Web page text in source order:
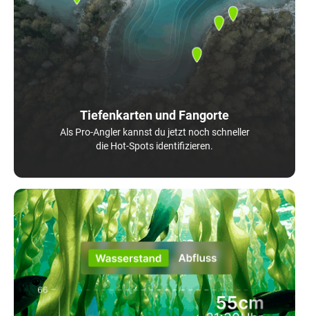
Tiefenkarten und Fangorte
Als Pro-Angler kannst du jetzt noch schneller
die Hot-Spots identifizieren.